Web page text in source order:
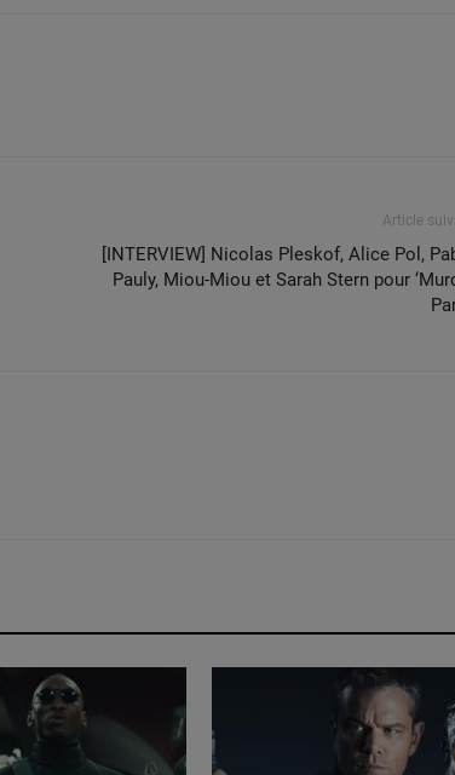
Article
[INTERVIEW] Nicolas Pleskof, Alice Pol,
Pauly, Miou-Miou et Sarah Stern pour